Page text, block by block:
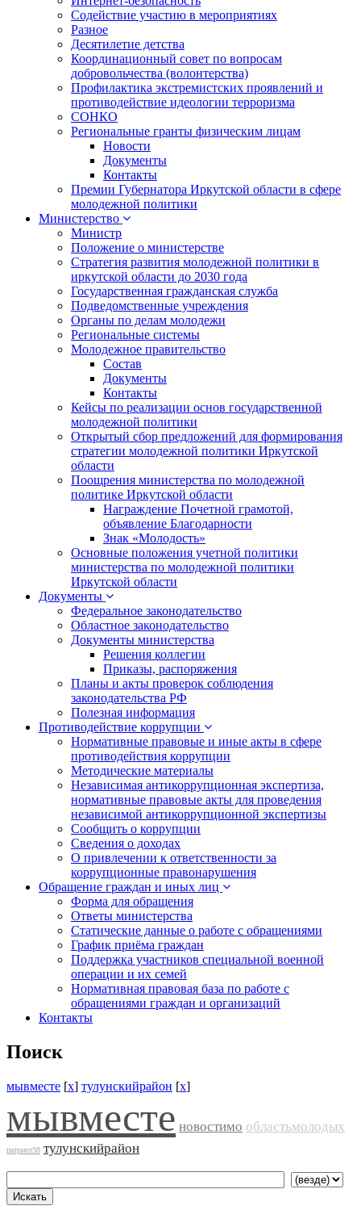
Содействие участию в мероприятиях
Разное
Десятилетие детства
Координационный совет по вопросам
добровольчества (волонтерства)
Профилактика экстремистских проявлений и
противодействие идеологии терроризма
СОНКО
Региональные гранты физическим лицам
Новости
Документы
Контакты
Премии Губернатора Иркутской области в сфере
молодежной политики
Министерство
Министр
Положение о министерстве
Стратегия развития молодежной политики в
иркутской области до 2030 года
Государственная гражданская служба
Подведомственные учреждения
Органы по делам молодежи
Региональные системы
Молодежное правительство
Состав
Документы
Контакты
Кейсы по реализации основ государственной
молодежной политики
Открытый сбор предложений для формирования
стратегии молодежной политики Иркутской
области
Поощрения министерства по молодежной
политике Иркутской области
Награждение Почетной грамотой,
объявление Благодарности
Знак «Молодость»
Основные положения учетной политики
министерства по молодежной политики
Иркутской области
Документы
Федеральное законодательство
Областное законодательство
Документы министерства
Решения коллегии
Приказы, распоряжения
Планы и акты проверок соблюдения
законодательства РФ
Полезная информация
Противодействие коррупции
Нормативные правовые и иные акты в сфере
противодействия коррупции
Методические материалы
Независимая антикоррупционная экспертиза,
нормативные правовые акты для проведения
независимой антикоррупционной экспертизы
Сообщить о коррупции
Сведения о доходах
О привлечении к ответственности за
коррупционные правонарушения
Обращение граждан и иных лиц
Форма для обращения
Ответы министерства
Статические данные о работе с обращениями
График приёма граждан
Поддержка участников специальной военной
операции и их семей
Нормативная правовая база по работе с
обращениями граждан и организаций
Контакты
Поиск
мывместе [x] тулунскийрайон [x]
мывместе новостимо областьмолодых
патриот38 тулунскийрайон